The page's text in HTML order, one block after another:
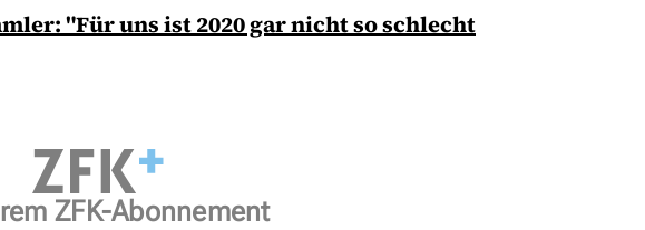
"Für uns ist 2020 gar nicht so schlecht
ZFK-Abonnement